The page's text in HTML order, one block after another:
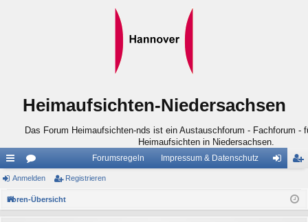
Heimaufsichten-Niedersachsen
Das Forum Heimaufsichten-nds ist ein Austauschforum - Fachforum -
Heimaufsichten in Niedersachsen.
ch
ne
or
en
Forumsregeln Impressum & Datenschutz
ist
Anmelden Registrieren
Foren-Übersicht